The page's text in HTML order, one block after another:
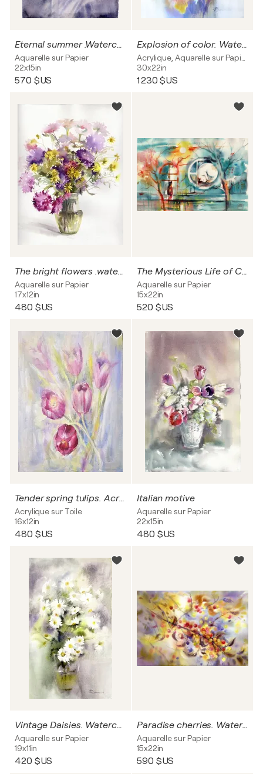
Eternal summer .Watercolor painting.
Aquarelle sur Papier
22x15in
570 $US
Explosion of color. Watercolor irises.
30x22in
1 230 $US
The bright flowers .watercolor painting.
Aquarelle sur Papier
17x12in
480 $US
The Mysterious Life of Cats
Aquarelle sur Papier
15x22in
520 $US
Tender spring tulips. Acrylic painting
Acrylique sur Toile
16x12in
480 $US
Italian motive
Aquarelle sur Papier
22x15in
480 $US
Vintage Daisies. Watercolor flowers.
Aquarelle sur Papier
19x11in
420 $US
Paradise cherries. Watercolor.
Aquarelle sur Papier
15x22in
590 $US